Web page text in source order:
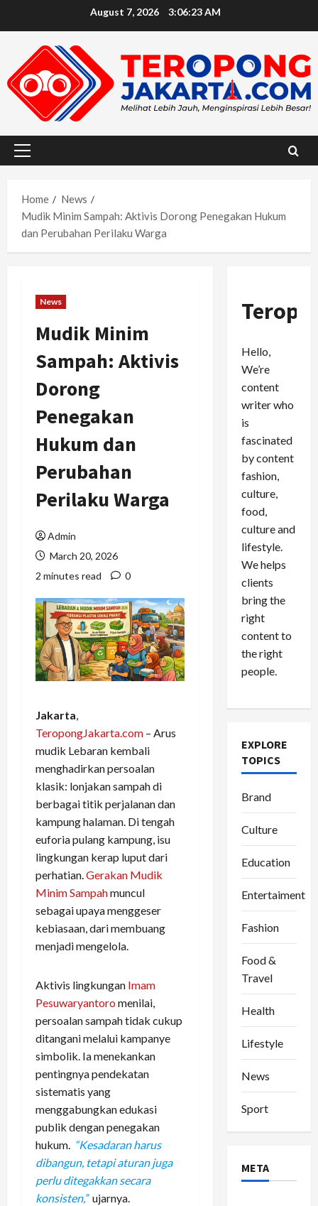
August 7, 2026 3:06:24 AM
Primary
Home
News
Mudik Minim Sampah: Aktivis Dorong Penegakan Hukum
dan Perubahan Perilaku Warga
News
Mudik Minim
Sampah: Aktivis
Dorong
Penegakan
Hukum dan
Perubahan
Perilaku Warga
Admin
March 20, 2026
2 minutes read
0
Jakarta,
TeropongJakarta.com – Arus
mudik Lebaran kembali
menghadirkan persoalan
klasik: lonjakan sampah di
berbagai titik perjalanan dan
kampung halaman. Di tengah
euforia pulang kampung, isu
lingkungan kerap luput dari
perhatian.Gerakan Mudik
Minim Sampahmuncul
sebagai upaya menggeser
kebiasaan, dari membuang
menjadi mengelola.
Aktivis lingkungan Imam
Pesuwaryantoro menilai,
persoalan sampah tidak cukup
ditangani melalui kampanye
simbolik. Ia menekankan
pentingnya pendekatan
sistematis yang
menggabungkan edukasi
publik dengan penegakan
hukum. “Kesadaran harus
dibangun, tetapi aturan juga
perlu ditegakkan secara
konsisten,” ujarnya.
Hello,
We’re
content
writer who
is
fascinated
by content
fashion,
culture,
food,
culture and
lifestyle.
We helps
clients
bring the
right
content to
the right
people.
EXPLORE
TOPICS
Brand
Culture
Education
Entertaiment
Fashion
Food &
Travel
Health
Lifestyle
News
Sport
META